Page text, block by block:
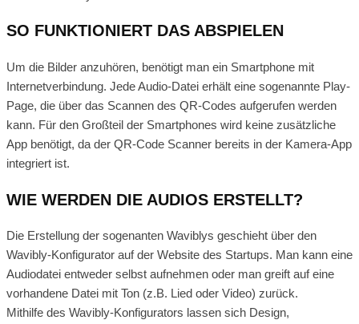
SO FUNKTIONIERT DAS ABSPIELEN
Um die Bilder anzuhören, benötigt man ein Smartphone mit
Internetverbindung. Jede Audio-Datei erhält eine sogenannte Play-
Page, die über das Scannen des QR-Codes aufgerufen werden
kann. Für den Großteil der Smartphones wird keine zusätzliche
App benötigt, da der QR-Code Scanner bereits in der Kamera-App
integriert ist.
WIE WERDEN DIE AUDIOS ERSTELLT?
Die Erstellung der sogenanten Waviblys geschieht über den
Wavibly-Konfigurator auf der Website des Startups. Man kann eine
Audiodatei entweder selbst aufnehmen oder man greift auf eine
vorhandene Datei mit Ton (z.B. Lied oder Video) zurück.
Mithilfe des Wavibly-Konfigurators lassen sich Design,